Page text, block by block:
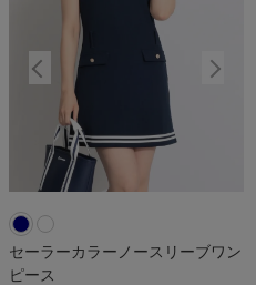
セーラーカラーノースリーブワン
ピース